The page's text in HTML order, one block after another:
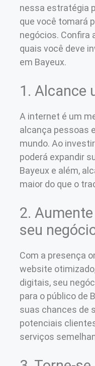
nessa estratégia
que você tomará
negócios. Confira
quais você deve
em Bayeux.
1. Alcance
A internet é um
alcança pessoas
mundo. Ao
poderá expandir
Bayeux e além,
maior do que o
2.
seu
Com a presença
website
digitais, seu
para o público de
suas chances de
potenciais
serviços